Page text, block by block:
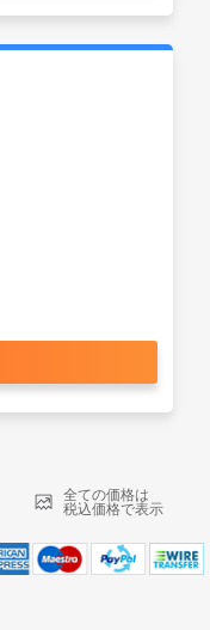
全ての価格は
税込価格で表示